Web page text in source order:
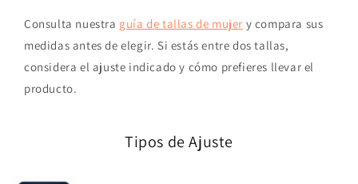
Consulta nuestra guía de tallas de mujer y compara sus
medidas antes de elegir. Si estás entre dos tallas,
considera el ajuste indicado y cómo prefieres llevar el
producto.
Tipos de Ajuste